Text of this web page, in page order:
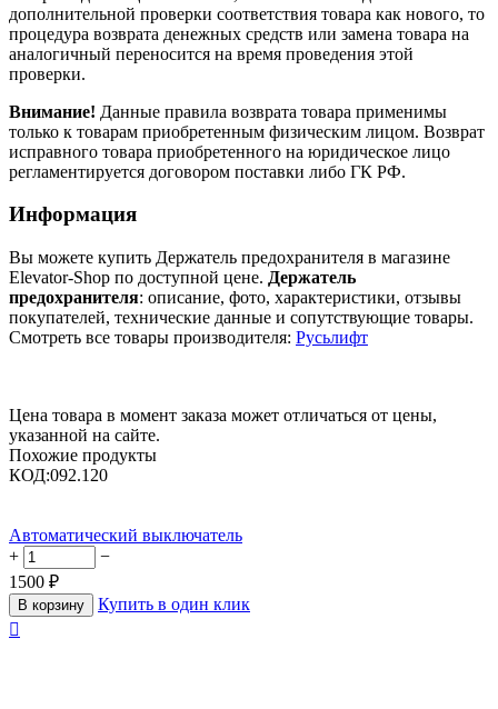
дополнительной проверки соответствия товара как нового, то
процедура возврата денежных средств или замена товара на
аналогичный переносится на время проведения этой
проверки.
Внимание! Данные правила возврата товара применимы
только к товарам приобретенным физическим лицом. Возврат
исправного товара приобретенного на юридическое лицо
регламентируется договором поставки либо ГК РФ.
Информация
Вы можете купить Держатель предохранителя в магазине
Elevator-Shop по доступной цене. Держатель
предохранителя: описание, фото, характеристики, отзывы
покупателей, технические данные и сопутствующие товары.
Смотреть все товары производителя: Русьлифт
Цена товара в момент заказа может отличаться от цены,
указанной на сайте.
Похожие продукты
КОД:092.120
Автоматический выключатель
+
−
1500 ₽
В корзину
Купить в один клик
